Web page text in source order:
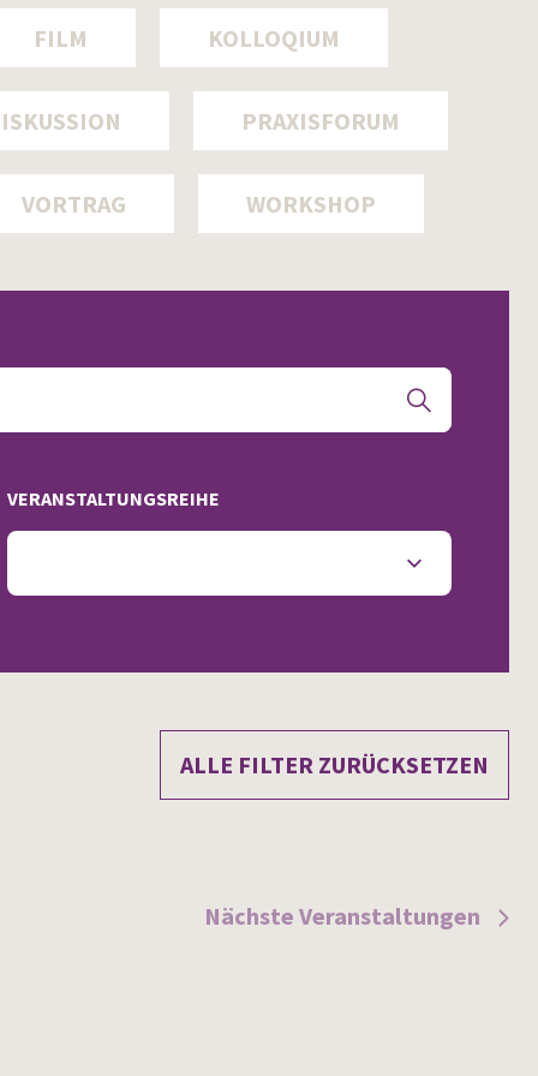
FILM KOLLOQIUM
PRAXISFORUM
VORTRAG WORKSHOP
ALLE FILTER ZURÜCKSETZEN
VERANSTALTUNGSREIHE
Nächste Veranstaltungen